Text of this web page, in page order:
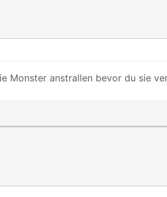
Monster anstrallen bevor du sie